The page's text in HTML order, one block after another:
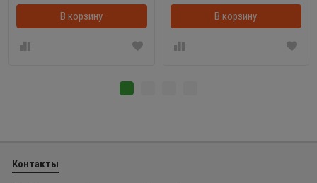
В корзину В корзину
Контакты